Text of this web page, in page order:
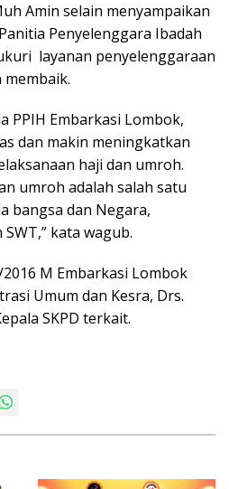
Amin selain menyampaikan
Penyelenggara Ibadah
layanan penyelenggaraan
PPIH Embarkasi Lombok,
dan makin meningkatkan
haji dan umroh.
umroh adalah salah satu
bangsa dan Negara,
kata wagub.
M Embarkasi Lombok
Umum dan Kesra, Drs.
SKPD terkait.